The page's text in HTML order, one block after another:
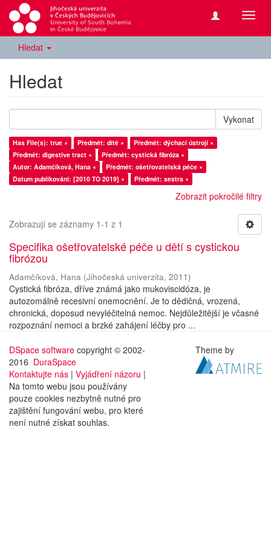
Hledat
Hledat
Vykonat
Has File(s): true × Předmět: dítě ×
Předmět: dýchací ústrojí ×
Předmět: digestive tract ×
Předmět: cystická fibróza ×
Autor: Adamčíková, Hana ×
Předmět: ošetřovatelská péče ×
Datum publikování: [2010 TO 2019] ×
Předmět: sestra ×
Zobrazit pokročilé filtry
Zobrazují se záznamy 1-1 z 1
Specifika ošetřovatelské péče u dětí s cystickou
fibrózou
Adamčíková, Hana (Jihočeská univerzita, 2011)
Cystická fibróza, dříve známá jako mukoviscidóza, je
autozomálně recesivní onemocnění. Je to dědičná, vrozená,
chronická, doposud nevyléčitelná nemoc. Nejdůležitější je včasné
rozpoznání nemoci a brzké zahájení léčby pro ...
DSpace software copyright © 2002-
2016 DuraSpace
Kontaktujte nás | Vyjádření názoru |
Na tomto webu jsou používány
pouze cookies nezbytně nutné pro
zajištění fungování webu, pro které
není nutné získat souhlas.
Theme by